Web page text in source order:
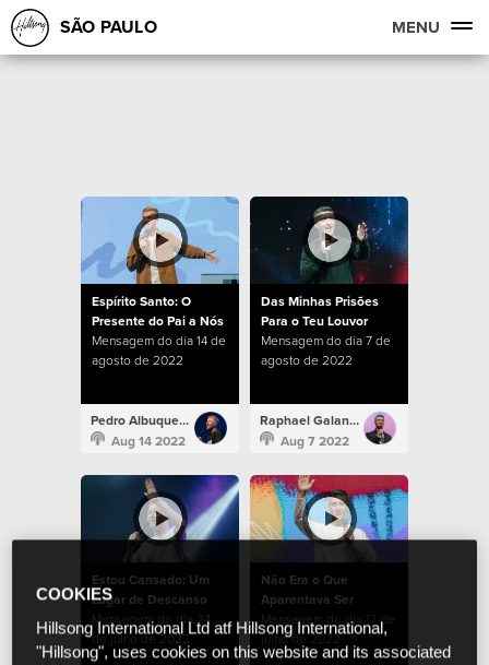
SÃO PAULO MENU
Espírito Santo: O
Presente do Pai a Nós
Mensagem do dia 14 de
agosto de 2022
Pedro Albuquerque
Aug 14 2022
Das Minhas Prisões
Para o Teu Louvor
Mensagem do dia 7 de
agosto de 2022
Raphael Galante
Aug 7 2022
Estou Cansado: Um
Lugar de Descanso
Mensagem do dia 24
de julho de 2022
Não Era o Que
Aparentava Ser
Mensagem do dia 17 de
julho de 2022
COOKIES
Hillsong International Ltd atf Hillsong International,
"Hillsong", uses cookies on this website and its associated